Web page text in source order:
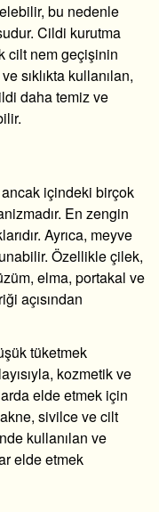
bu nedenle
Cildi kurutma
cilt nem geçişinin
sıklıkta kullanılan,
daha temiz ve
içindeki birçok
En zengin
Ayrıca, meyve
Özellikle çilek,
elma, portakal ve
açısından
tüketmek
kozmetik ve
elde etmek için
sivilce ve cilt
kullanılan ve
elde etmek